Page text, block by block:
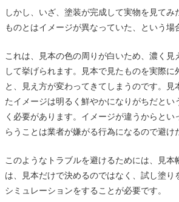
しかし、いざ、塗装が完成して実物を見てみ
ものとはイメージが異なっていた、という場
これは、見本の色の周りが白いため、濃く見
して挙げられます。見本で見たものを実際に
と、見え方が変わってきてしまうのです。見
たイメージは明るく鮮やかになりがちだとい
く必要があります。イメージが違うからとい
らうことは業者が嫌がる行為になるので避け
このようなトラブルを避けるためには、見本
は、見本だけで決めるのではなく、試し塗り
シミュレーションをすることが必要です。